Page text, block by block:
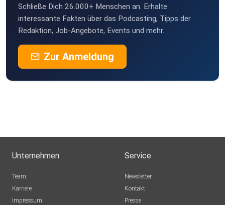
Schließe Dich 26.000+ Menschen an. Erhalte
interessante Fakten über das Podcasting, Tipps der
Redaktion, Job-Angebote, Events und mehr.
Zur Anmeldung
Unternehmen
Team
Karriere
Impressum
Service
Newsletter
Kontakt
Presse